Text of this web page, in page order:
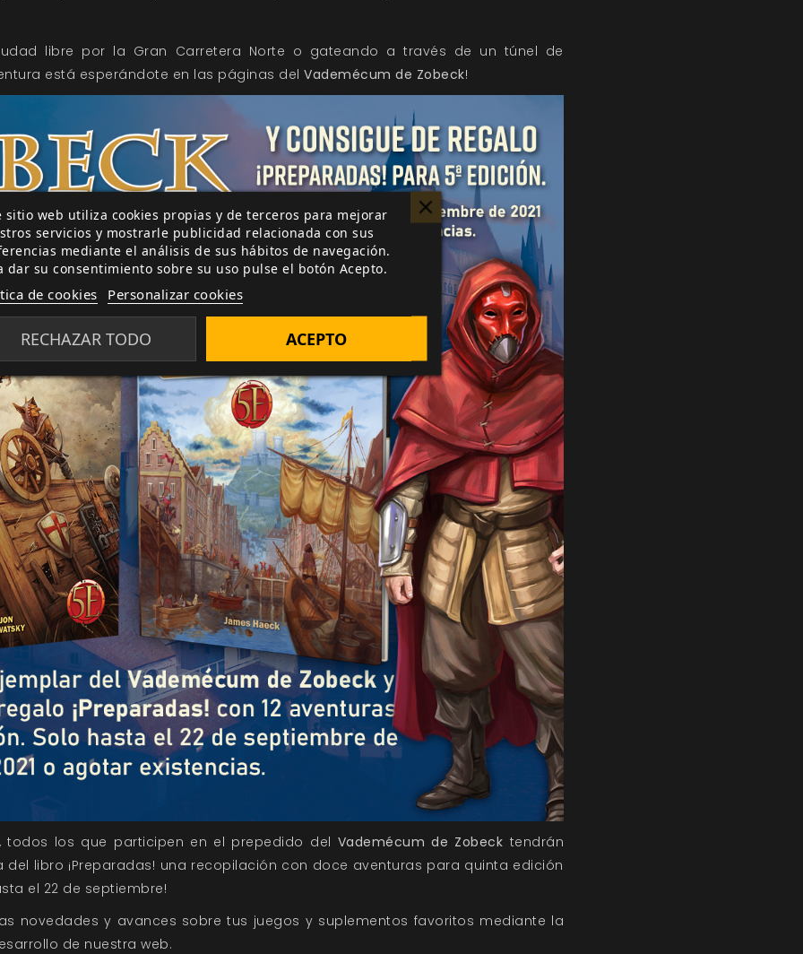
libre por la Gran Carretera Norte o gateando a través de un túnel de
está esperándote en las páginas del Vademécum de Zobeck!
todos los que participen en el prepedido del Vademécum de Zobeck tendrán
libro ¡Preparadas! una recopilación con doce aventuras para quinta edición
el 22 de septiembre!
novedades y avances sobre tus juegos y suplementos favoritos mediante la
de nuestra web.
sitio web utiliza cookies propias y de terceros para mejorar
servicios y mostrarle publicidad relacionada con sus
mediante el análisis de sus hábitos de navegación.
dar su consentimiento sobre su uso pulse el botón Acepto.
de cookies Personalizar cookies
RECHAZAR TODO ACEPTO